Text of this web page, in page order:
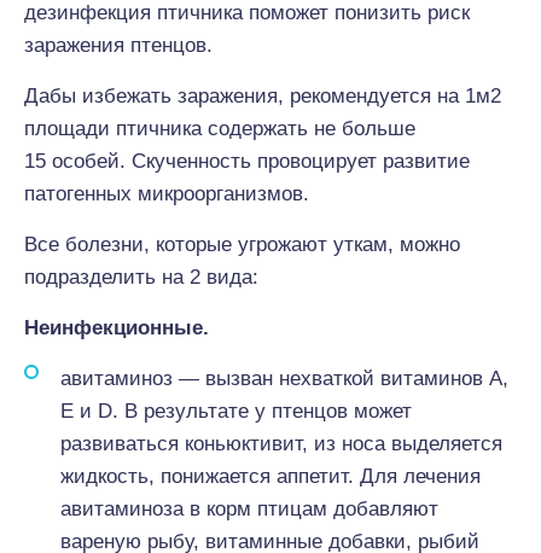
дезинфекция птичника поможет понизить риск
заражения птенцов.
Дабы избежать заражения, рекомендуется на 1м2
площади птичника содержать не больше
15 особей. Скученность провоцирует развитие
патогенных микроорганизмов.
Все болезни, которые угрожают уткам, можно
подразделить на 2 вида:
Неинфекционные.
авитаминоз — вызван нехваткой витаминов А,
Е и D. В результате у птенцов может
развиваться коньюктивит, из носа выделяется
жидкость, понижается аппетит. Для лечения
авитаминоза в корм птицам добавляют
вареную рыбу, витаминные добавки, рыбий